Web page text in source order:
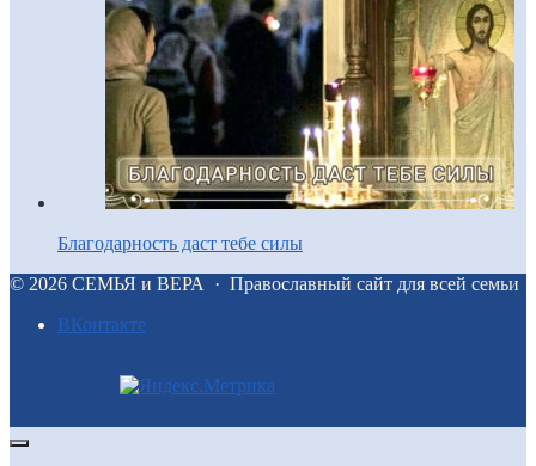
Благодарность даст тебе силы
© 2026 СЕМЬЯ и ВЕРА · Православный сайт для всей семьи
BКонтакте